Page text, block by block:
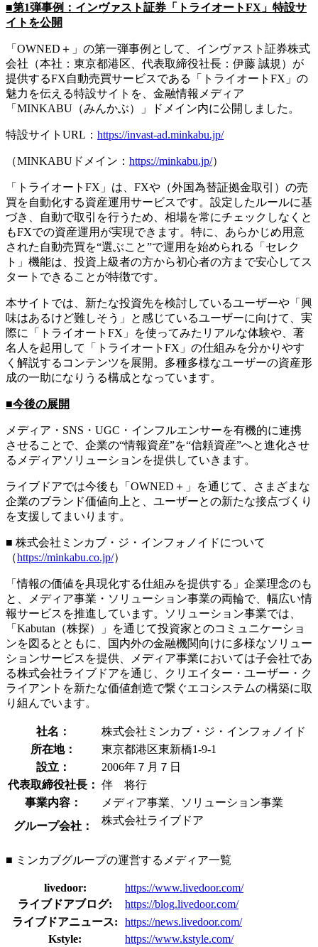
■第1弾事例：インヴァスト証券「トライオートFX」特設サ
イトを公開
「OWNED＋」の第一弾事例として、インヴァスト証券株式
会社（本社：東京都港区、代表取締役社長：伊藤 誠規）が
提供するFX自動売買サービスである「トライオートFX」の
魅力を伝える特設サイトを、金融情報メディア
「MINKABU（みんかぶ）」ドメイン内に公開しました。
特設サイトURL： https://invast-ad.minkabu.jp/
（MINKABUドメイン： https://minkabu.jp/）
「トライオートFX」は、FXや（外国為替証拠金取引）の売
買を自動化する資産運用サービスです。設定したルールに基
づき、自動で取引を行うため、相場を常にチェックしなくと
もFXでの資産運用が実現できます。特に、あらかじめ用意
された自動売買を“選ぶこと”で運用を始められる「セレク
ト」機能は、投資上級者の方から初心者の方まで安心してス
タートできることが特徴です。
本サイトでは、新たな投資先を検討しているユーザーや「興
味はあるけど難しそう」と感じているユーザーに向けて、実
際に「トライオートFX」を使ってみたリアルな体験や、著
名人を起用して「トライオートFX」の仕組みを分かりやす
く解説するコンテンツを展開。多種多様なユーザーの資産形
成の一助になりうる構成となっています。
■今後の展開
メディア・SNS・UGC・インフルエンサーを有機的に連携
させることで、企業の“情報資産”を“信頼資産”へと進化させ
るメディアソリューションを提供していきます。
ライブドアでは今後も「OWNED＋」を通じて、さまざまな
企業のブランド価値向上と、ユーザーとの新たな接点づくり
を支援してまいります。
■ 株式会社ミンカブ・ジ・インフォノイドについて
（https://minkabu.co.jp/）
「情報の価値を具現化する仕組みを提供する」企業理念のも
と、メディア事業・ソリューション事業の両輪で、幅広い情
報サービスを推進しています。ソリューション事業では、
「Kabutan（株探）」を通じて投資家とのコミュニケーショ
ンを図るとともに、国内外の金融機関向けに多様なソリュー
ションサービスを提供、メディア事業においては子会社であ
る株式会社ライブドアを通じ、クリエイター・ユーザー・ク
ライアントを新たな価値創造で繋ぐエコシステムの構築に取
り組んでいます。
社名：
株式会社ミンカブ・ジ・インフォノイド
所在地：
東京都港区東新橋1-9-1
設立：
2006年７月７日
代表取締役社長： 伴 将行
事業内容：
メディア事業、ソリューション事業
グループ会社：
株式会社ライブドア
■ ミンカブグループの運営するメディア一覧
livedoor:
https://www.livedoor.com/
ライブドアブログ:
https://blog.livedoor.com/
ライブドアニュース:
https://news.livedoor.com/
Kstyle:
https://www.kstyle.com/